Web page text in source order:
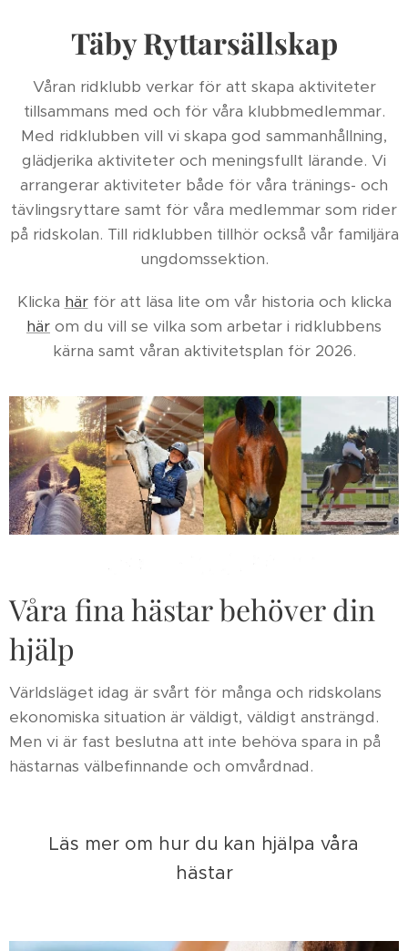
Täby Ryttarsällskap
Våran ridklubb verkar för att skapa aktiviteter
tillsammans med och för våra klubbmedlemmar.
Med ridklubben vill vi skapa god sammanhållning,
glädjerika aktiviteter och meningsfullt lärande. Vi
arrangerar aktiviteter både för våra tränings- och
tävlingsryttare samt för våra medlemmar som rider
på ridskolan. Till ridklubben tillhör också vår familjära
ungdomssektion.
Klicka härför att läsa lite om vår historia och klicka
här om du vill se vilka som arbetar i ridklubbens
kärna samt våran aktivitetsplan för 2026.
Våra fina hästar behöver din
hjälp ❤️
Världsläget idag är svårt för många och ridskolans
ekonomiska situation är väldigt, väldigt ansträngd.
Men vi är fast beslutna att inte behöva spara in på
hästarnas välbefinnande och omvårdnad.
Läs mer om hur du kan hjälpa våra
hästar